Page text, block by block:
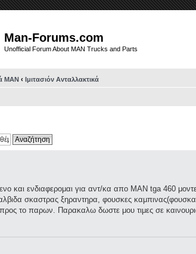
Man-Forums.com
Unofficial Forum About MAN Trucks and Parts
ΜΑΝ ‹ Ιμιτασιόν Ανταλλακτικά
και ενδιαφερομαι για αντ/κα απο ΜΑΝ tga 460
σκαστρας ξηραντηρα, φουσκες
το παρων. Παρακαλω δωστε μου τιμες σε